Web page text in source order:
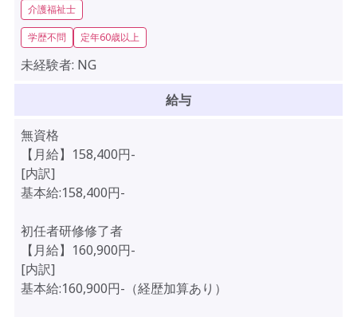
介護福祉士
学歴不問 定年60歳以上
未経験者: NG
給与
無資格
【月給】158,400円-
[内訳]
基本給:158,400円-
初任者研修修了者
【月給】160,900円-
[内訳]
基本給:160,900円-（経歴加算あり）